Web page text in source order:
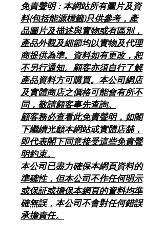
免責聲明 : 本網站所有圖片及資
料(包括能源標籤)只供參考，產
品圖片及描述與實物或有區別，
產品外觀及細節均以實物及代理
商提供為準。資料如有更改，恕
不另行通知。顧客亦須自行了解
產品資料方可購買。本公司網店
及實體商店之價格可能會有所不
同，敬請顧客事先查詢。
顧客務必查看此免責聲明，如閣
下繼續光顧本網站或實體店舖，
即代表閣下同意接受這些免責聲
明約束。
本公司已盡力確保本網頁資料的
準確性，但本公司不作任何明示
或保証或擔保本網頁的資料均準
確無誤，本公司不會對任何錯誤
承擔責任。